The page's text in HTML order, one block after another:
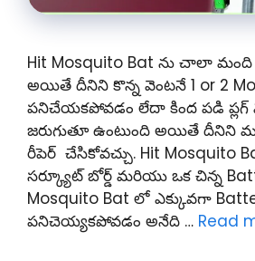
Hit Mosquito Bat ను చాలా మంది
అయితే దీనిని కొన్న వెంటనే 1 or 2
పనిచేయకపోవడం లేదా కింద పడి ప్లగ్
జరుగుతూ ఉంటుంది అయితే దీనిని
రీపెర్ చేసికోవచ్చు. Hit Mosquito
సర్క్యూట్ బోర్డ్ మరియు ఒక చిన్న
Mosquito Bat లో ఎక్కువగా
పనిచెయ్యకపోవడం అనేది … Read